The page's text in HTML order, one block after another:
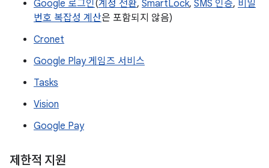
Google 로그인(계정 전환, SmartLock, SMS 인증, 비밀
번호 복잡성 계산은 포함되지 않음)
Cronet
Google Play 게임즈 서비스
Tasks
Vision
Google Pay
제한적 지원